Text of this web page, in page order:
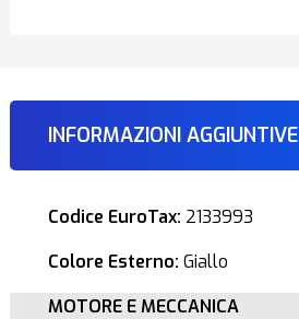
INFORMAZIONI AGGIUNTIVE
Codice EuroTax: 2133993
Colore Esterno: Giallo
MOTORE E MECCANICA